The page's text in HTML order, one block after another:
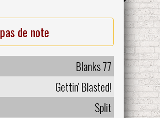
pas de note
Blanks 77
Gettin' Blasted!
Split